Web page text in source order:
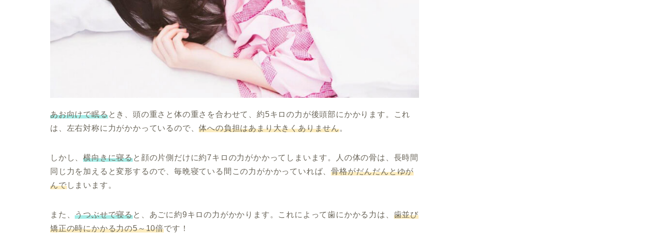
あお向けで眠るとき、頭の重さと体の重さを合わせて、約5キロの力が後頭部にかかります。これ
は、左右対称に力がかかっているので、体への負担はあまり大きくありません。
しかし、横向きに寝ると顔の片側だけに約7キロの力がかかってしまいます。人の体の骨は、長時間
同じ力を加えると変形するので、毎晩寝ている間この力がかかっていれば、骨格がだんだんとゆが
んでしまいます。
また、うつぶせで寝ると、あごに約9キロの力がかかります。これによって歯にかかる力は、 歯並び
矯正の時にかかる力の5～10倍です！